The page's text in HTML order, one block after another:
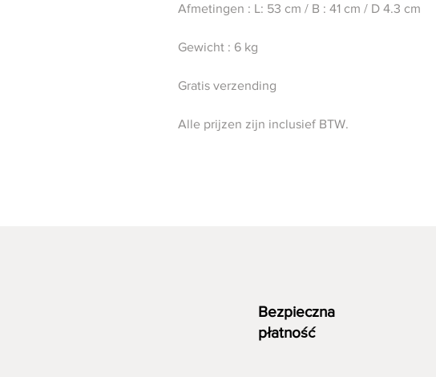
Afmetingen : L: 53 cm / B : 41 cm / D 4.3 cm
Gewicht : 6 kg
Gratis verzending
Alle prijzen zijn inclusief BTW.
Bezpieczna
płatność